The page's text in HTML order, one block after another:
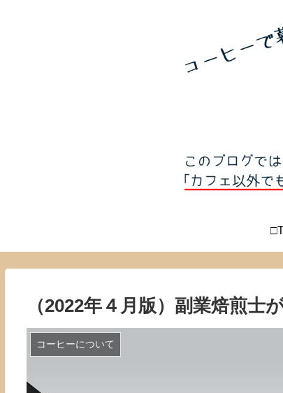
（2022年４月版）副業焙煎
コーヒーについて